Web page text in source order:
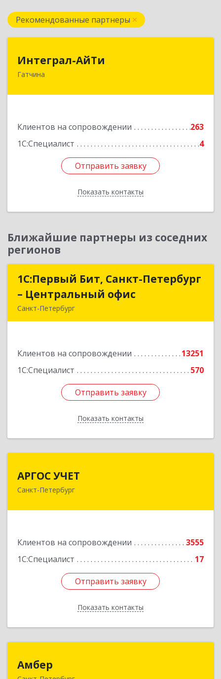
Рекомендованные партнеры
Интеграл-АйТи
Гатчина
Клиентов на сопровождении
263
1С:Специалист
4
Отправить заявку
Показать контакты
188300, Ленинградская обл, Гатчинский р-н,
Подробнее
Отправить заявку
Назад
Ближайшие партнеры из соседних
регионов
1С:Первый Бит, Санкт-Петербург
– Центральный офис
Санкт-Петербург
Клиентов на сопровождении
13251
1С:Специалист
570
Отправить заявку
Показать контакты
1С:Первый Бит, Санкт-Петербург
– Центральный офис
Отправить заявку
Назад
АРГОС УЧЕТ
Санкт-Петербург
Клиентов на сопровождении
3555
1С:Специалист
17
Отправить заявку
Показать контакты
196191, Санкт-Петербург г, Конституции пл,
Отправить заявку
Назад
Амбер